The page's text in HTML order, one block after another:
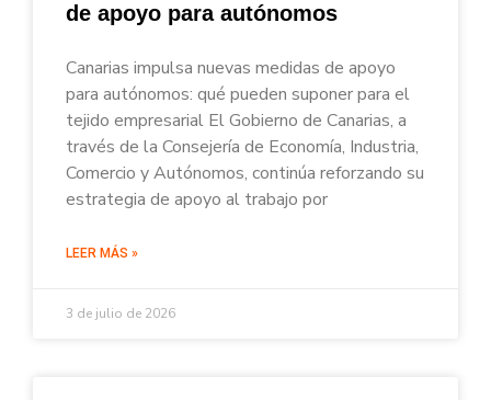
de apoyo para autónomos
Canarias impulsa nuevas medidas de apoyo
para autónomos: qué pueden suponer para el
tejido empresarial El Gobierno de Canarias, a
través de la Consejería de Economía, Industria,
Comercio y Autónomos, continúa reforzando su
estrategia de apoyo al trabajo por
LEER MÁS »
3 de julio de 2026